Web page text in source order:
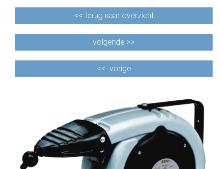
<< terug naar overzicht
volgende >>
<< vorige